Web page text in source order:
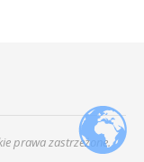
prawa zastrzeżone.